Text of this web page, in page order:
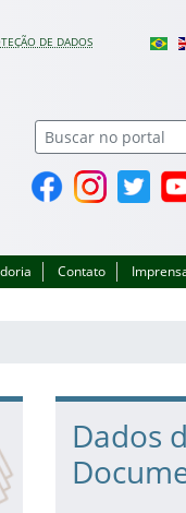
DE DADOS
FacebookInstagramTwitter
Contato
Dados